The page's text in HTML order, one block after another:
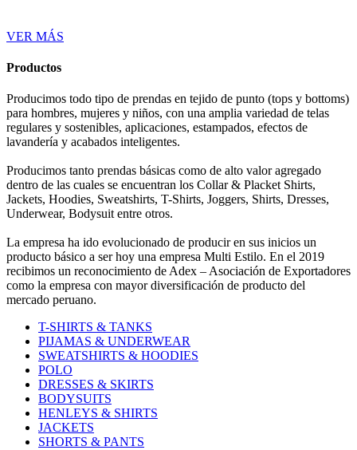
VER MÁS
Productos
Producimos todo tipo de prendas en tejido de punto (tops y bottoms)
para hombres, mujeres y niños, con una amplia variedad de telas
regulares y sostenibles, aplicaciones, estampados, efectos de
lavandería y acabados inteligentes.
Producimos tanto prendas básicas como de alto valor agregado
dentro de las cuales se encuentran los Collar & Placket Shirts,
Jackets, Hoodies, Sweatshirts, T-Shirts, Joggers, Shirts, Dresses,
Underwear, Bodysuit entre otros.
La empresa ha ido evolucionado de producir en sus inicios un
producto básico a ser hoy una empresa Multi Estilo. En el 2019
recibimos un reconocimiento de Adex – Asociación de Exportadores
como la empresa con mayor diversificación de producto del
mercado peruano.
T-SHIRTS & TANKS
PIJAMAS & UNDERWEAR
SWEATSHIRTS & HOODIES
POLO
DRESSES & SKIRTS
BODYSUITS
HENLEYS & SHIRTS
JACKETS
SHORTS & PANTS